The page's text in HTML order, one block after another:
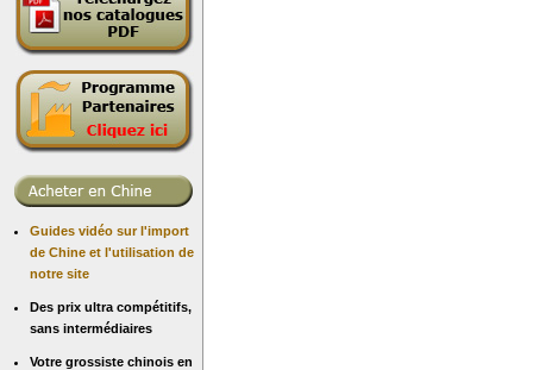
Guides vidéo sur l'import
de Chine et l'utilisation de
notre site
Des prix ultra compétitifs,
sans intermédiaires
Votre grossiste chinois en